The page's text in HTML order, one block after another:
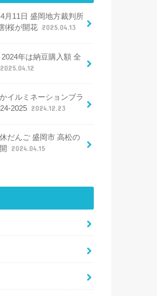
月11日 盛岡地方裁判所
桜が開花 2025.04.13
年は納豆購入額 全
2025.04.12
イルミネーションブラ
2025 2024.12.23
だんご 盛岡市 高松の
2024.04.15